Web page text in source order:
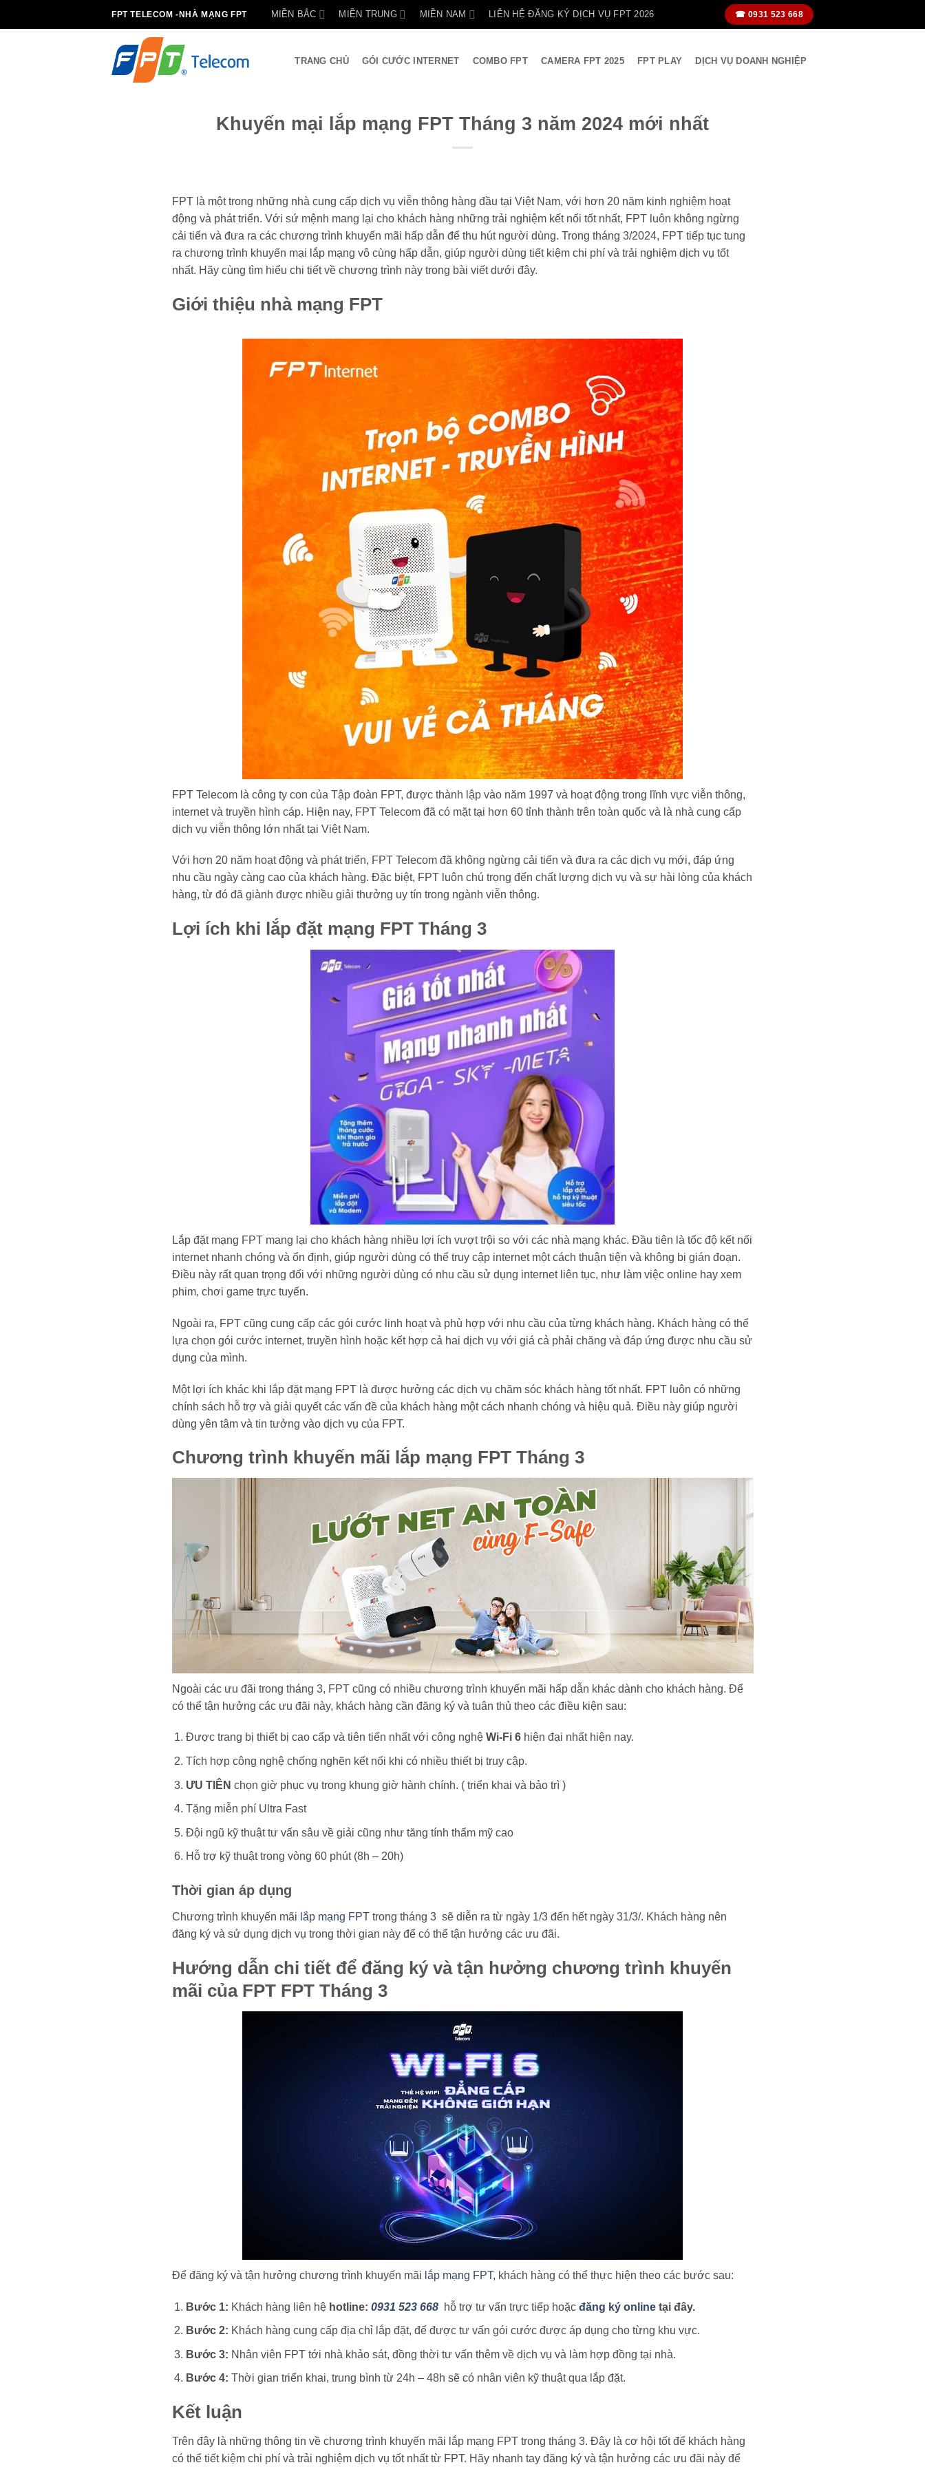
FPT TELECOM -NHÀ MẠNG FPT MIỀN BẮC MIỀN TRUNG MIỀN NAM LIÊN HỆ ĐĂNG KÝ DỊCH VỤ FPT 2026 ☎ 0931 523 668
TRANG CHỦ GÓI CƯỚC INTERNET COMBO FPT CAMERA FPT 2025 FPT PLAY DỊCH VỤ DOANH NGHIỆP
Khuyến mại lắp mạng FPT Tháng 3 năm 2024 mới nhất
FPT là một trong những nhà cung cấp dịch vụ viễn thông hàng đầu tại Việt Nam, với hơn 20 năm kinh nghiệm hoạt
động và phát triển. Với sứ mệnh mang lại cho khách hàng những trải nghiệm kết nối tốt nhất, FPT luôn không ngừng
cải tiến và đưa ra các chương trình khuyến mãi hấp dẫn để thu hút người dùng. Trong tháng 3/2024, FPT tiếp tục tung
ra chương trình khuyến mại lắp mạng vô cùng hấp dẫn, giúp người dùng tiết kiệm chi phí và trải nghiệm dịch vụ tốt
nhất. Hãy cùng tìm hiểu chi tiết về chương trình này trong bài viết dưới đây.
Giới thiệu nhà mạng FPT
FPT Telecom là công ty con của Tập đoàn FPT, được thành lập vào năm 1997 và hoạt động trong lĩnh vực viễn thông,
internet và truyền hình cáp. Hiện nay, FPT Telecom đã có mặt tại hơn 60 tỉnh thành trên toàn quốc và là nhà cung cấp
dịch vụ viễn thông lớn nhất tại Việt Nam.
Với hơn 20 năm hoạt động và phát triển, FPT Telecom đã không ngừng cải tiến và đưa ra các dịch vụ mới, đáp ứng
nhu cầu ngày càng cao của khách hàng. Đặc biệt, FPT luôn chú trọng đến chất lượng dịch vụ và sự hài lòng của khách
hàng, từ đó đã giành được nhiều giải thưởng uy tín trong ngành viễn thông.
Lợi ích khi lắp đặt mạng FPT Tháng 3
Lắp đặt mạng FPT mang lại cho khách hàng nhiều lợi ích vượt trội so với các nhà mạng khác. Đầu tiên là tốc độ kết nối
internet nhanh chóng và ổn định, giúp người dùng có thể truy cập internet một cách thuận tiện và không bị gián đoạn.
Điều này rất quan trọng đối với những người dùng có nhu cầu sử dụng internet liên tục, như làm việc online hay xem
phim, chơi game trực tuyến.
Ngoài ra, FPT cũng cung cấp các gói cước linh hoạt và phù hợp với nhu cầu của từng khách hàng. Khách hàng có thể
lựa chọn gói cước internet, truyền hình hoặc kết hợp cả hai dịch vụ với giá cả phải chăng và đáp ứng được nhu cầu sử
dụng của mình.
Một lợi ích khác khi lắp đặt mạng FPT là được hưởng các dịch vụ chăm sóc khách hàng tốt nhất. FPT luôn có những
chính sách hỗ trợ và giải quyết các vấn đề của khách hàng một cách nhanh chóng và hiệu quả. Điều này giúp người
dùng yên tâm và tin tưởng vào dịch vụ của FPT.
Chương trình khuyến mãi lắp mạng FPT Tháng 3
Ngoài các ưu đãi trong tháng 3, FPT cũng có nhiều chương trình khuyến mãi hấp dẫn khác dành cho khách hàng. Để
có thể tận hưởng các ưu đãi này, khách hàng cần đăng ký và tuân thủ theo các điều kiện sau:
Được trang bị thiết bị cao cấp và tiên tiến nhất với công nghệWi-Fi 6 hiện đại nhất hiện nay.
Tích hợp công nghệ chống nghẽn kết nối khi có nhiều thiết bị truy cập.
ƯU TIÊN chọn giờ phục vụ trong khung giờ hành chính. ( triển khai và bảo trì )
Tặng miễn phí Ultra Fast
Đội ngũ kỹ thuật tư vấn sâu về giải cũng như tăng tính thẩm mỹ cao
Hỗ trợ kỹ thuật trong vòng 60 phút (8h – 20h)
Thời gian áp dụng
Chương trình khuyến mãi lắp mạng FPTtrong tháng 3 sẽ diễn ra từ ngày 1/3 đến hết ngày 31/3/. Khách hàng nên
đăng ký và sử dụng dịch vụ trong thời gian này để có thể tận hưởng các ưu đãi.
Hướng dẫn chi tiết để đăng ký và tận hưởng chương trình khuyến
mãi của FPT FPT Tháng 3
Để đăng ký và tận hưởng chương trình khuyến mãi lắp mạng FPT, khách hàng có thể thực hiện theo các bước sau:
Bước 1: Khách hàng liên hệ hotline:0931 523 668 hỗ trợ tư vấn trực tiếp hoặcđăng ký online tại đây.
Bước 2: Khách hàng cung cấp địa chỉ lắp đặt, để được tư vấn gói cước được áp dụng cho từng khu vực.
Bước 3: Nhân viên FPT tới nhà khảo sát, đồng thời tư vấn thêm về dịch vụ và làm hợp đồng tại nhà.
Bước 4: Thời gian triển khai, trung bình từ 24h – 48h sẽ có nhân viên kỹ thuật qua lắp đặt.
Kết luận
Trên đây là những thông tin về chương trình khuyến mãi lắp mạng FPT trong tháng 3. Đây là cơ hội tốt để khách hàng
có thể tiết kiệm chi phí và trải nghiệm dịch vụ tốt nhất từ FPT. Hãy nhanh tay đăng ký và tận hưởng các ưu đãi này để